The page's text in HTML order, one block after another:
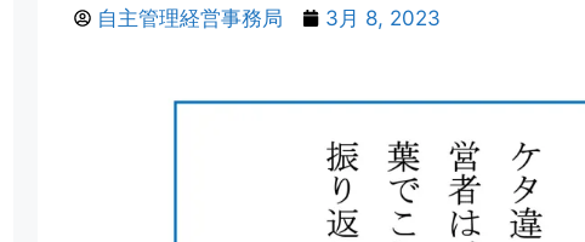
自主管理経営事務局 3月 8, 2023